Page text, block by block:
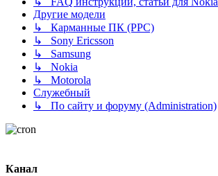
Другие модели
↳ Карманные ПК (PPC)
↳ Sony Ericsson
↳ Samsung
↳ Nokia
↳ Motorola
Служебный
↳ По сайту и форуму (Administration)
Канал